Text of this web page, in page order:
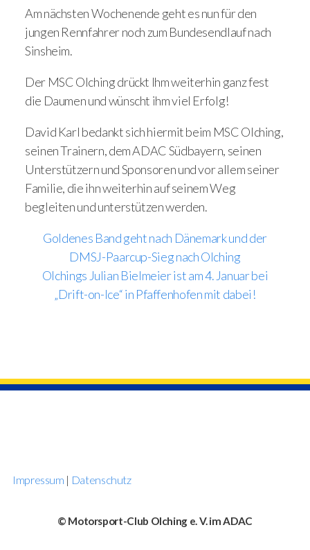
Am nächsten Wochenende geht es nun für den
jungen Rennfahrer noch zum Bundesendlauf nach
Sinsheim.
Der MSC Olching drückt Ihm weiterhin ganz fest
die Daumen und wünscht ihm viel Erfolg!
David Karl bedankt sich hiermit beim MSC Olching,
seinen Trainern, dem ADAC Südbayern, seinen
Unterstützern und Sponsoren und vor allem seiner
Familie, die ihn weiterhin auf seinem Weg
begleiten und unterstützen werden.
Goldenes Band geht nach Dänemark und der
DMSJ-Paarcup-Sieg nach Olching
Olchings Julian Bielmeier ist am 4. Januar bei
„Drift-on-Ice“ in Pfaffenhofen mit dabei!
Impressum | Datenschutz
© Motorsport-Club Olching e. V. im ADAC